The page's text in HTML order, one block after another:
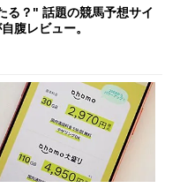
る？" 話題の競馬予想サイ
腹レビュー。